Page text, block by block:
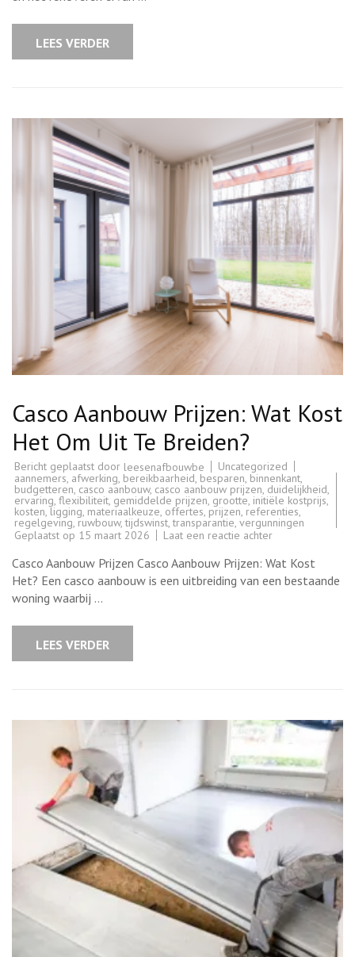
LEES VERDER
Casco Aanbouw Prijzen: Wat Kost
Het Om Uit Te Breiden?
Bericht geplaatst door leesenafbouwbe
Uncategorized
aannemers, afwerking, bereikbaarheid, besparen, binnenkant,
budgetteren, casco aanbouw, casco aanbouw prijzen, duidelijkheid,
ervaring, flexibiliteit, gemiddelde prijzen, grootte, initiële kostprijs,
kosten,ligging, materiaalkeuze, offertes, prijzen, referenties,
regelgeving,ruwbouw,tijdswinst,transparantie, vergunningen
Geplaatst op 15 maart 2026 Laat een reactie achterop
Aanbouw
Prijzen:
Wat
Kost
Casco Aanbouw Prijzen Casco Aanbouw Prijzen: Wat Kost
Het? Een casco aanbouw is een uitbreiding van een bestaande
woning waarbij …
LEES VERDER